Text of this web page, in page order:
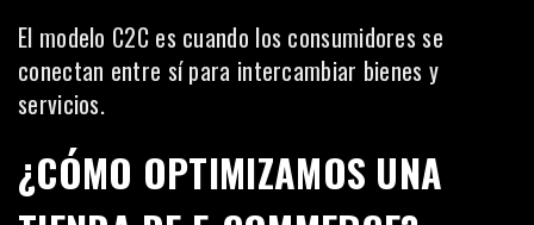
El modelo C2C es cuando los consumidores se
conectan entre sí para intercambiar bienes y
servicios.
¿CÓMO OPTIMIZAMOS UNA